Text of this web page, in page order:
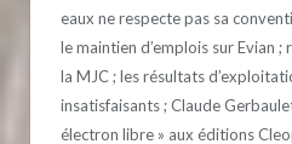
eaux ne respecte pas sa
le maintien d’emplois sur Evian
la MJC ; les résultats
insatisfaisants ; Claude
électron libre » aux éditions